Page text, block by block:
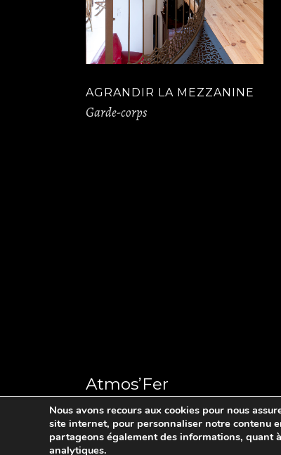
AGRANDIR LA MEZZANINE
Garde-corps
Atmos’Fer
Ferronnerie d’art en Limousin
Nous avons recours aux cookies pour nous
site internet, pour personnaliser notre contenu
partageons également des informations, quant
analytiques.